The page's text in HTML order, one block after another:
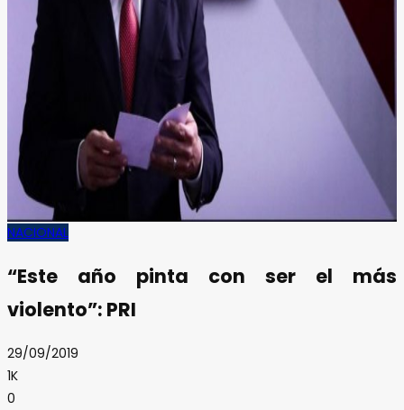
NACIONAL
“Este año pinta con ser el más
violento”: PRI
29/09/2019
1K
0